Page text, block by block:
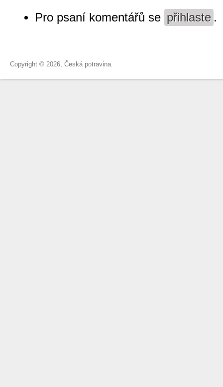
Pro psaní komentářů se přihlaste .
Copyright © 2026, Česká potravina.